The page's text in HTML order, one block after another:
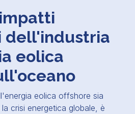
dell'industria
eolica
eolica offshore sia
crisi energetica globale, è